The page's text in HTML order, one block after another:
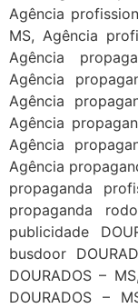
Agência
MS, Agência
Agência
Agência
Agência
Agência
Agência
Agência
propaganda
propaganda
publicidade
busdoor
DOURADOS –
DOURADOS –